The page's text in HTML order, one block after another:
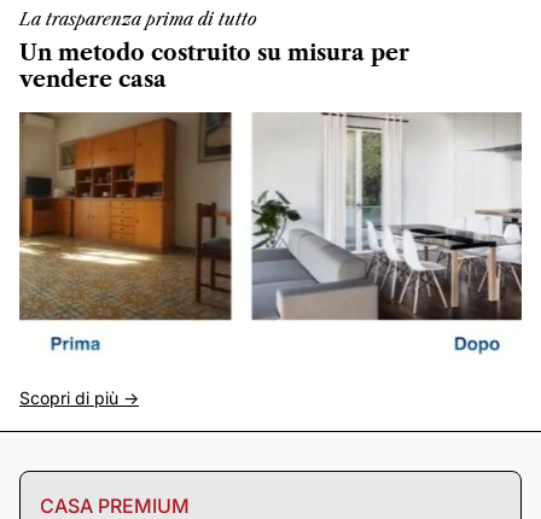
La trasparenza prima di tutto
Un metodo costruito su misura per
vendere casa
Scopri di più ->
CASA PREMIUM